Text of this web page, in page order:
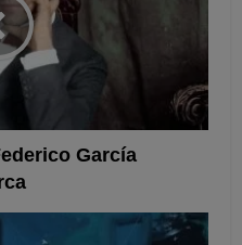
García